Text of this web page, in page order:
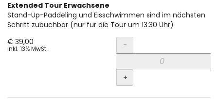
Extended Tour Erwachsene
Stand-Up-Paddeling und Eisschwimmen sind im nächsten
Schritt zubuchbar (nur für die Tour um 13:30 Uhr)
€ 39,00
inkl. 13% MwSt. Menge
-
+